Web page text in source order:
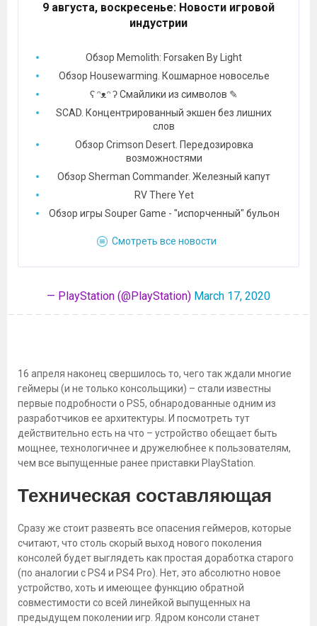
9 августа, воскресенье: Новости игровой
индустрии
Обзор Memolith: Forsaken By Light
Обзор Housewarming. Кошмарное новоселье
ʕ ᵔᴥᵔ ʔ Смайлики из символов ✎
SCAD. Концентрированный экшен без лишних
слов
Обзор Crimson Desert. Передозировка
возможностями
Обзор Sherman Commander. Железный капут
RV There Yet
Обзор игры Souper Game - "испорченный" бульон
Смотреть все новости
— PlayStation (@PlayStation) March 17, 2020
16 апреля наконец свершилось то, чего так ждали многие
геймеры (и не только консольщики) – стали известны
первые подробности о PS5, обнародованные одним из
разработчиков ее архитектуры. И посмотреть тут
действительно есть на что – устройство обещает быть
мощнее, технологичнее и дружелюбнее к пользователям,
чем все выпущенные ранее приставки PlayStation.
Техническая составляющая
Сразу же стоит развеять все опасения геймеров, которые
считают, что столь скорый выход нового поколения
консолей будет выглядеть как простая доработка старого
(по аналогии с PS4 и PS4 Pro). Нет, это абсолютно новое
устройство, хоть и имеющее функцию обратной
совместимости со всей линейкой выпущенных на
предыдущем поколении игр. Ядром консоли станет